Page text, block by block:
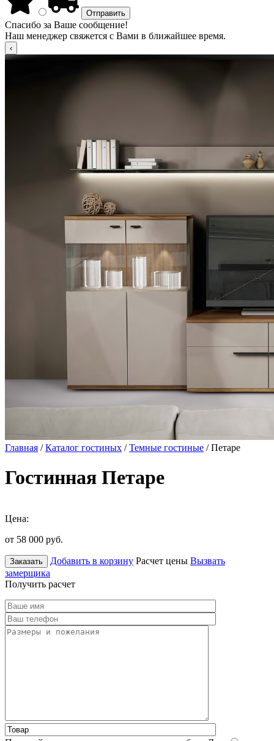
Спасибо за Ваше сообщение!
Наш менеджер свяжется с Вами в ближайшее время.
Главная /Каталог гостиных /Темные гостиные / Петаре
Гостинная Петаре
Цена:
от 58 000 руб.
Заказать Добавить в корзину Расчет цены Вызвать
замерщика
Получить расчет